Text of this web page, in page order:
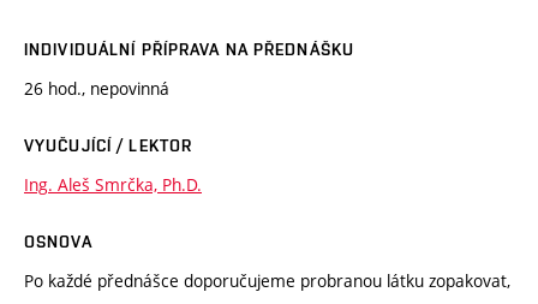
INDIVIDUÁLNÍ PŘÍPRAVA NA PŘEDNÁŠKU
26 hod., nepovinná
VYUČUJÍCÍ / LEKTOR
Ing. Aleš Smrčka, Ph.D.
OSNOVA
Po každé přednášce doporučujeme probranou látku zopakovat,